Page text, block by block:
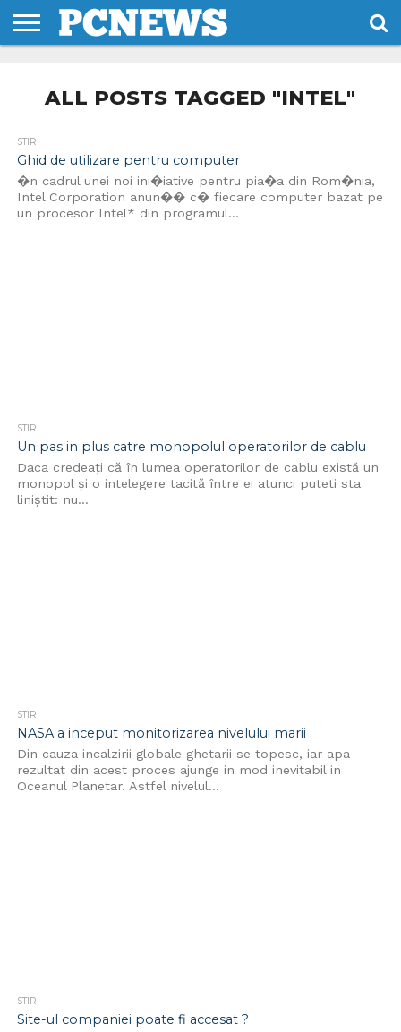
NOI
CONDITII
ALL POSTS TAGGED "INTEL"
STIRI
Ghid de utilizare pentru computer
�n cadrul unei noi ini�iative pentru pia�a din Rom�nia,
Intel Corporation anun�� c� fiecare computer bazat pe
un procesor Intel* din programul...
STIRI
Un pas in plus catre monopolul operatorilor de cablu
Daca credeaţi că în lumea operatorilor de cablu există un
monopol şi o intelegere tacită între ei atunci puteti sta
liniştit: nu...
STIRI
NASA a inceput monitorizarea nivelului marii
Din cauza incalzirii globale ghetarii se topesc, iar apa
rezultat din acest proces ajunge in mod inevitabil in
Oceanul Planetar. Astfel nivelul...
STIRI
Site-ul companiei poate fi accesat ?